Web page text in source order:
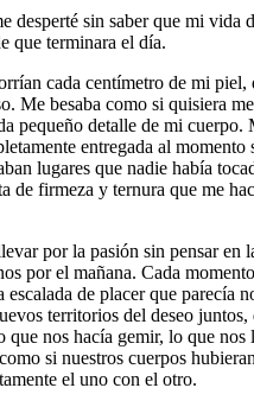
desperté sin saber que mi vida
que terminara el día.
cada centímetro de mi piel,
Me besaba como si quisiera
pequeño detalle de mi cuerpo.
entregada al momento
lugares que nadie había
de firmeza y ternura que me
por la pasión sin pensar en
por el mañana. Cada
escalada de placer que parecía
territorios del deseo
que nos hacía gemir, lo que nos
si nuestros cuerpos
el uno con el otro.